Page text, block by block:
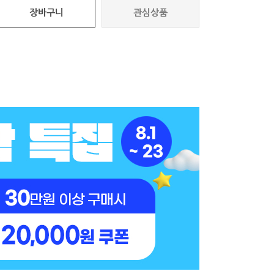
장바구니 관심상품